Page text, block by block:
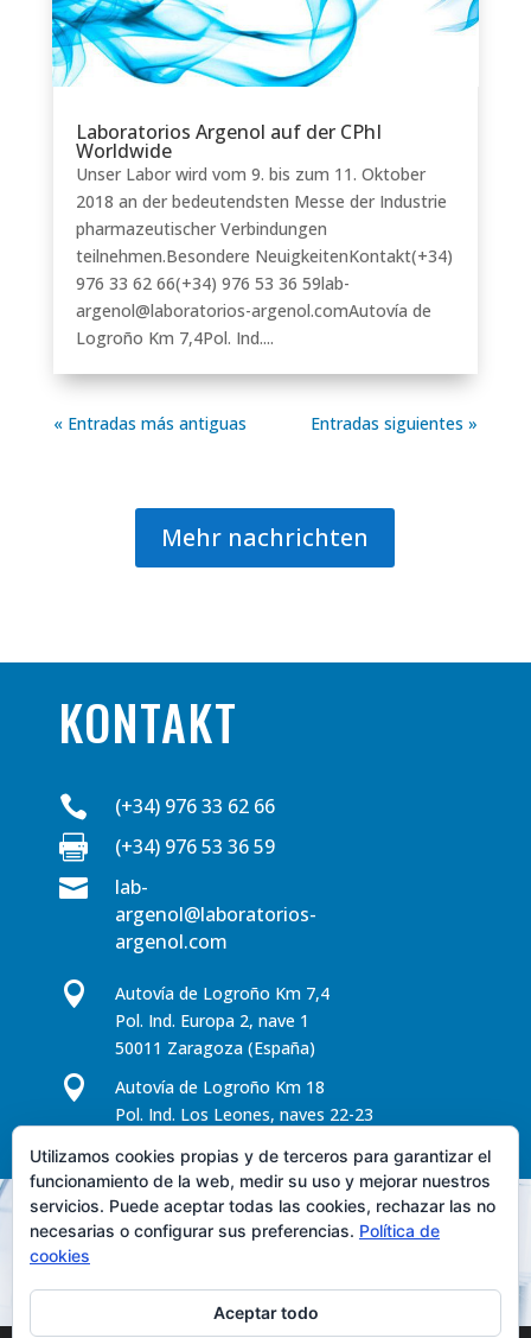
Laboratorios Argenol auf der CPhI
Worldwide
Unser Labor wird vom 9. bis zum 11. Oktober
2018 an der bedeutendsten Messe der Industrie
pharmazeutischer Verbindungen
teilnehmen.Besondere NeuigkeitenKontakt(+34)
976 33 62 66(+34) 976 53 36 59lab-
argenol@laboratorios-argenol.comAutovía de
Logroño Km 7,4Pol. Ind....
« Entradas más antiguas Entradas siguientes »
Mehr nachrichten
KONTAKT
 (+34) 976 33 62 66
 (+34) 976 53 36 59

lab-
argenol@laboratorios-
argenol.com

Autovía de Logroño Km 7,4
Pol. Ind. Europa 2, nave 1
50011 Zaragoza (España)

Autovía de Logroño Km 18
Pol. Ind. Los Leones, naves 22-23
Utilizamos cookies propias y de terceros para garantizar el
funcionamiento de la web, medir su uso y mejorar nuestros
servicios. Puede aceptar todas las cookies, rechazar las no
necesarias o configurar sus preferencias. Política de
cookies
Aceptar todo